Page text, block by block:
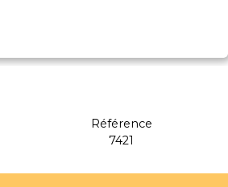
Référence
7421